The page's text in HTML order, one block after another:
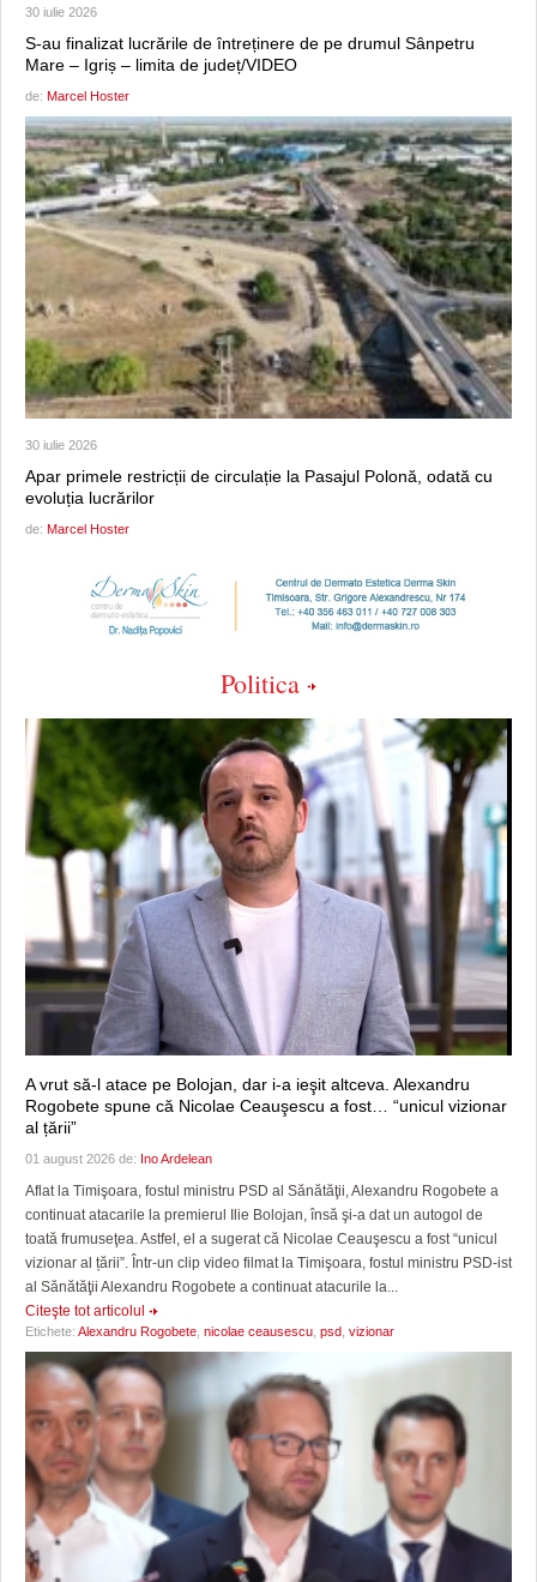
30 iulie 2026
S-au finalizat lucrările de întreținere de pe drumul Sânpetru
Mare – Igriș – limita de județ/VIDEO
de: Marcel Hoster
30 iulie 2026
Apar primele restricții de circulație la Pasajul Polonă, odată cu
evoluția lucrărilor
de: Marcel Hoster
Politica
A vrut să-l atace pe Bolojan, dar i-a ieşit altceva. Alexandru
Rogobete spune că Nicolae Ceauşescu a fost… “unicul vizionar
al țării”
01 august 2026 de: Ino Ardelean
Aflat la Timişoara, fostul ministru PSD al Sănătăţii, Alexandru Rogobete a
continuat atacarile la premierul Ilie Bolojan, însă şi-a dat un autogol de
toată frumuseţea. Astfel, el a sugerat că Nicolae Ceauşescu a fost “unicul
vizionar al țării”. Într-un clip video filmat la Timişoara, fostul ministru PSD-ist
al Sănătăţii Alexandru Rogobete a continuat atacurile la...
Citeşte tot articolul
Etichete: Alexandru Rogobete nicolae ceausescu psd vizionar